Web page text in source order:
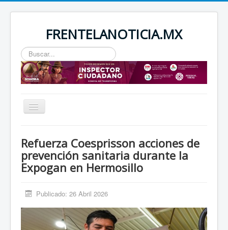
FRENTELANOTICIA.MX
Buscar...
Toggle
ESTATAL
SEGURIDAD
Refuerza Coesprisson acciones de
prevención sanitaria durante la
Expogan en Hermosillo
Publicado: 26 Abril 2026